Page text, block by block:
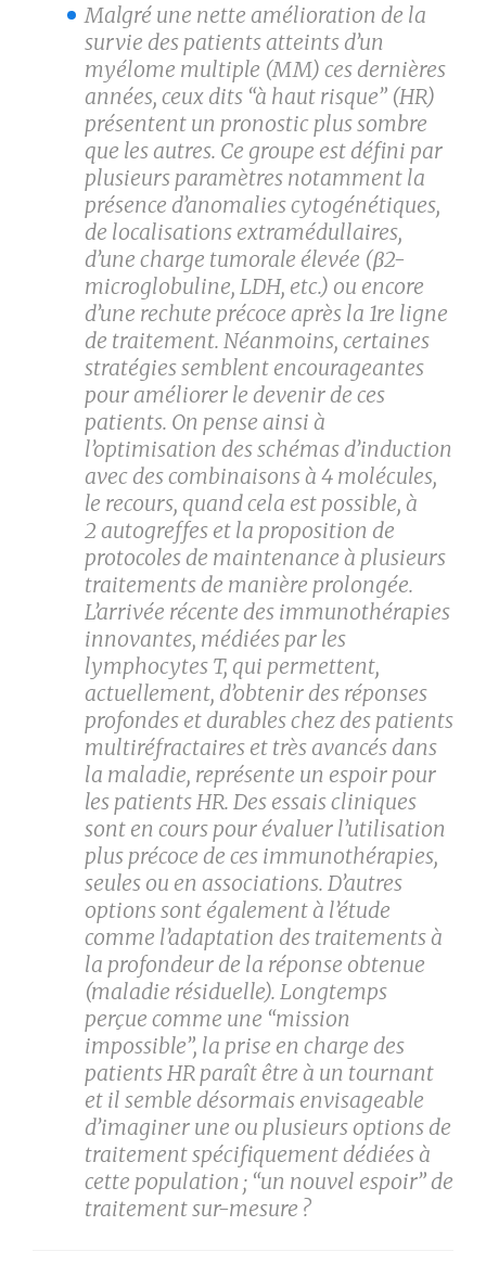
Malgré une nette amélioration de la
survie des patients atteints d’un
myélome multiple (MM) ces dernières
années, ceux dits “à haut risque” (HR)
présentent un pronostic plus sombre
que les autres. Ce groupe est défini par
plusieurs paramètres notamment la
présence d’anomalies cytogénétiques,
de localisations extramédullaires,
d’une charge tumorale élevée (β2-
microglobuline, LDH, etc.) ou encore
d’une rechute précoce après la 1re ligne
de traitement. Néanmoins, certaines
stratégies semblent encourageantes
pour améliorer le devenir de ces
patients. On pense ainsi à
l’optimisation des schémas d’induction
avec des combinaisons à 4 molécules,
le recours, quand cela est possible, à
2 autogreffes et la proposition de
protocoles de maintenance à plusieurs
traitements de manière prolongée.
L’arrivée récente des immunothérapies
innovantes, médiées par les
lymphocytes T, qui permettent,
actuellement, d’obtenir des réponses
profondes et durables chez des patients
multiréfractaires et très avancés dans
la maladie, représente un espoir pour
les patients HR. Des essais cliniques
sont en cours pour évaluer l’utilisation
plus précoce de ces immunothérapies,
seules ou en associations. D’autres
options sont également à l’étude
comme l’adaptation des traitements à
la profondeur de la réponse obtenue
(maladie résiduelle). Longtemps
perçue comme une “mission
impossible”, la prise en charge des
patients HR paraît être à un tournant
et il semble désormais envisageable
d’imaginer une ou plusieurs options de
traitement spécifiquement dédiées à
cette population ; “un nouvel espoir” de
traitement sur-mesure ?